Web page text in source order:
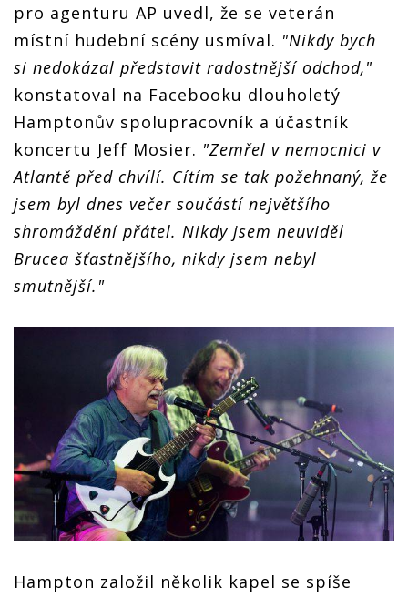
pro agenturu AP uvedl, že se veterán
místní hudební scény usmíval. "Nikdy bych
si nedokázal představit radostnější odchod,"
konstatoval na Facebooku dlouholetý
Hamptonův spolupracovník a účastník
koncertu Jeff Mosier. "Zemřel v nemocnici v
Atlantě před chvílí. Cítím se tak požehnaný, že
jsem byl dnes večer součástí největšího
shromáždění přátel. Nikdy jsem neuviděl
Brucea šťastnějšího, nikdy jsem nebyl
smutnější."
Hampton založil několik kapel se spíše